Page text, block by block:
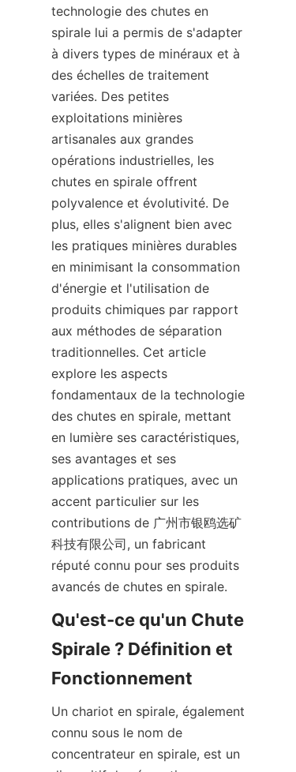
technologie des chutes en
spirale lui a permis de s'adapter
à divers types de minéraux et à
des échelles de traitement
variées. Des petites
exploitations minières
artisanales aux grandes
opérations industrielles, les
chutes en spirale offrent
polyvalence et évolutivité. De
plus, elles s'alignent bien avec
les pratiques minières durables
en minimisant la consommation
d'énergie et l'utilisation de
produits chimiques par rapport
aux méthodes de séparation
traditionnelles. Cet article
explore les aspects
fondamentaux de la technologie
des chutes en spirale, mettant
en lumière ses caractéristiques,
ses avantages et ses
applications pratiques, avec un
accent particulier sur les
contributions de 广州市银鸥选矿
科技有限公司, un fabricant
réputé connu pour ses produits
avancés de chutes en spirale.
Qu'est-ce qu'un Chute
Spirale ? Définition et
Fonctionnement
Un chariot en spirale, également
connu sous le nom de
concentrateur en spirale, est un